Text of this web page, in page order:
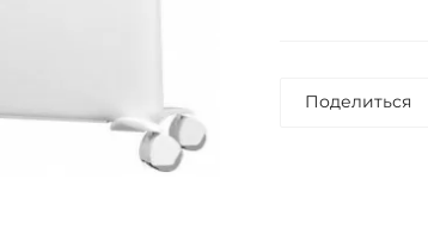
Поделиться